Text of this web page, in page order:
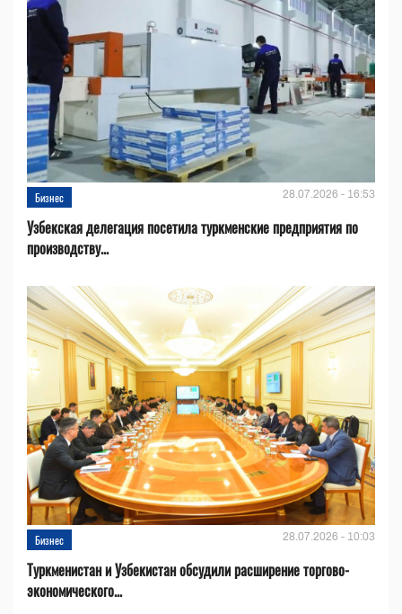
Бизнес 28.07.2026 - 16:53
Узбекская делегация посетила туркменские предприятия по
производству...
Бизнес 28.07.2026 - 10:03
Туркменистан и Узбекистан обсудили расширение торгово-
экономического...